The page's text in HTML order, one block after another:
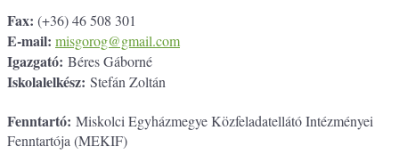
Fax: (+36) 46 508 301
E-mail: misgorog@gmail.com
Igazgató: Béres Gáborné
Iskolalelkész: Stefán Zoltán
Fenntartó: Miskolci Egyházmegye Közfeladatellátó Intézményei
Fenntartója (MEKIF)